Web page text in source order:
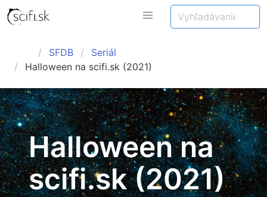
SFDB
Seriál
Halloween na scifi.sk (2021)
Halloween na
scifi.sk (2021)